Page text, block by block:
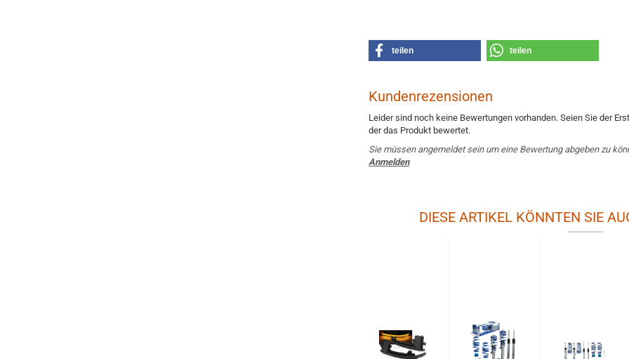
teilen teilen
Kundenrezensionen
Leider sind noch keine Bewertungen vorhanden. Seien Sie der
der das Produkt bewertet.
Sie müssen angemeldet sein um eine Bewertung abgeben zu
Anmelden
DIESE ARTIKEL KÖNNTEN SIE